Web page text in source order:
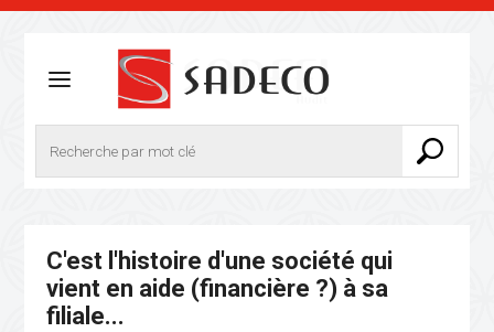
C'est l'histoire d'une société qui
vient en aide (financière ?) à sa
filiale...